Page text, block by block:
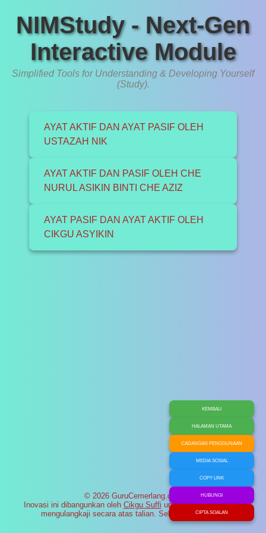
NIMStudy - Next-Gen
Interactive Module
Simplified Tools for Understanding & Developing Yourself
(Study).
AYAT AKTIF DAN AYAT PASIF OLEH
USTAZAH NIK
AYAT AKTIF DAN PASIF OLEH CHE
NURUL ASIKIN BINTI CHE AZIZ
AYAT PASIF DAN AYAT AKTIF OLEH
CIKGU ASYIKIN
© 2026 GuruCemerlang.com
Inovasi ini dibangunkan oleh Cikgu Suffi untuk membantu murid
mengulangkaji secara atas talian. Selamat maju jaya!
KEMBALI
HALAMAN UTAMA
CADANGAN PENGGUNAAN
MEDIA SOSIAL
COPY LINK
HUBUNGI
CIPTA SOALAN